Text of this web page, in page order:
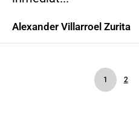
Alexander Villarroel Zurita
1 2